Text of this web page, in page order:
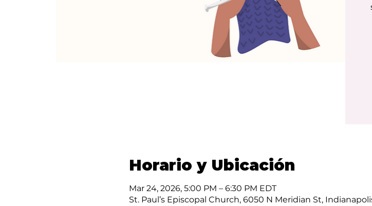
Horario y Ubicación
Mar 24, 2026, 5:00 PM – 6:30 PM EDT
St. Paul’s Episcopal Church, 6050 N Meridian St,